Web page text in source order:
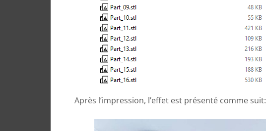
Après l’impression, l’effet est présenté comme suit: